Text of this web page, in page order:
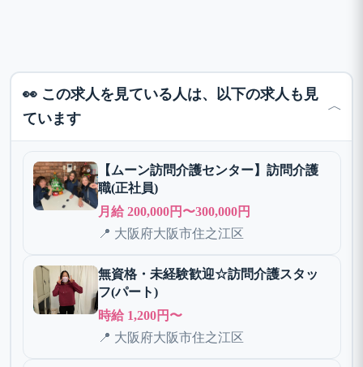
👀 この求人を見ている人は、以下の求人も見
ています
﹀
【ムーン訪問介護センター】訪問介護
職(正社員)
月給 200,000円〜300,000円
📍 大阪府大阪市住之江区
無資格・未経験歓迎☆訪問介護スタッ
フ(パート)
時給 1,200円〜
📍 大阪府大阪市住之江区